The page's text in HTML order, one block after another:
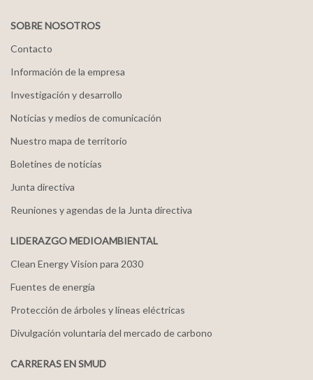
SOBRE NOSOTROS
Contacto
Información de la empresa
Investigación y desarrollo
Noticias y medios de comunicación
Nuestro mapa de territorio
Boletines de noticias
Junta directiva
Reuniones y agendas de la Junta directiva
LIDERAZGO MEDIOAMBIENTAL
Clean Energy Vision para 2030
Fuentes de energía
Protección de árboles y líneas eléctricas
Divulgación voluntaria del mercado de carbono
CARRERAS EN SMUD